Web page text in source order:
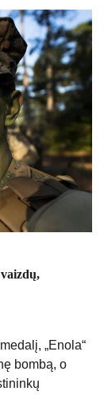
„Enola“
bombą, o